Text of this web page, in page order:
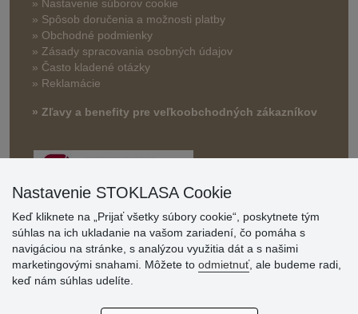
» Nastavenie súborov cookie
» Spôsob doručenia a možnosti platby
» Obchodné podmienky
» Zásady spracovania osobných údajov
» Často kladené otázky
» Reklamácie
» Zľavy a benefity pre veľkoobchodných zákazníkov
Hodnotenia
zákazníkov
Nastavenie STOKLASA Cookie
Keď kliknete na „Prijať všetky súbory cookie“, poskytnete tým
súhlas na ich ukladanie na vašom zariadení, čo pomáha s
navigáciou na stránke, s analýzou využitia dát a s našimi
marketingovými snahami. Môžete to odmietnuť, ale budeme radi,
keď nám súhlas udelíte.